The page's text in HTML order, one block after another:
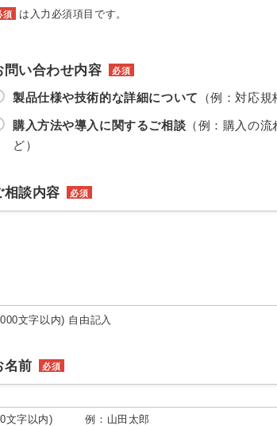
須 は入力必須項目です。
問い合わせ内容 必須
製品仕様や技術的な詳細について （例：対応
購入方法や導入に関するご相談 （例：購入の
ど）
相談内容 必須
文字以内) 自由記入
名前 必須
文字以内) 例：山田太郎